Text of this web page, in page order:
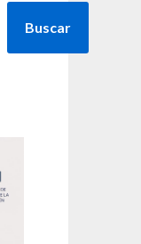
Buscar